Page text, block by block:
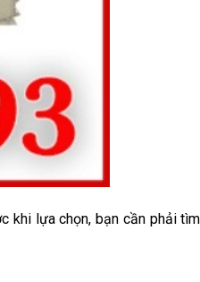
khi lựa chọn, bạn cần phải